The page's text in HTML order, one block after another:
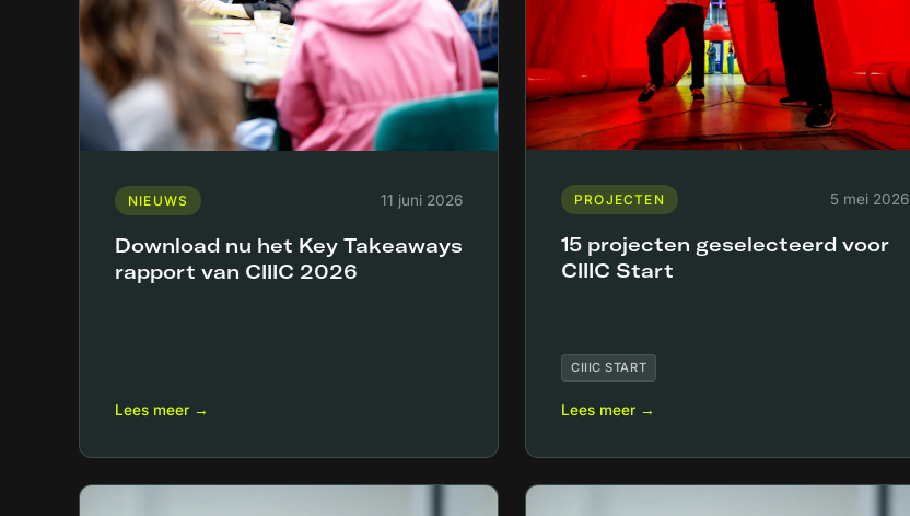
NIEUWS 11 juni 2026
Download nu het Key Takeaways
rapport van CIIIC 2026
Lees meer →
PROJECTEN 5 mei 2026
15 projecten geselecteerd voor
CIIIC Start
CIIIC START
Lees meer →